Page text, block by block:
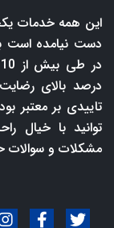
این همه خدمات
دست نیامده است
درصد بالای
تاییدی بر معتبر
توانید با خیال
مشکلات و سوالات